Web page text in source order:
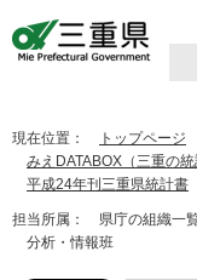
現在位置： トップページ
みえDATABOX（三重の統
平成24年刊三重県統計書
担当所属： 県庁の組織
分析・情報班